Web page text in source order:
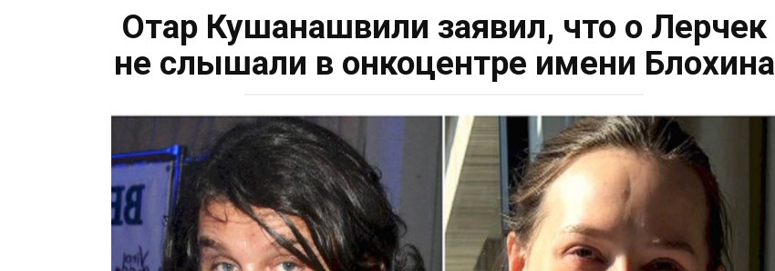
Отар Кушанашвили заявил, что о Лерчек
не слышали в онкоцентре имени Блохина